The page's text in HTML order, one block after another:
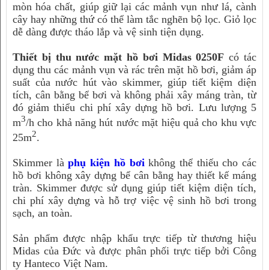
mòn hóa chất, giúp giữ lại các mảnh vụn như lá, cành
cây hay những thứ có thể làm tắc nghẽn bộ lọc. Giỏ lọc
dễ dàng được tháo lắp và vệ sinh tiện dụng.
Thiết bị thu nước mặt hồ bơi Midas 0250F có tác
dụng thu các mảnh vụn và rác trên mặt hồ bơi, giảm áp
suất của nước hút vào skimmer, giúp tiết kiệm diện
tích, cân bằng bể bơi và không phải xây máng tràn, từ
đó giảm thiểu chi phí xây dựng hồ bơi. Lưu lượng 5
m3/h cho khả năng hút nước mặt hiệu quả cho khu vực
25m2.
Skimmer làphụ kiện hồ bơikhông thể thiếu cho các
hồ bơi không xây dựng bể cân bằng hay thiết kế máng
tràn. Skimmer được sử dụng giúp tiết kiệm diện tích,
chi phí xây dựng và hỗ trợ việc vệ sinh hồ bơi trong
sạch, an toàn.
Sản phẩm được nhập khẩu trực tiếp từ thương hiệu
Midas của Đức và được phân phối trực tiếp bởi Công
ty Hanteco Việt Nam.